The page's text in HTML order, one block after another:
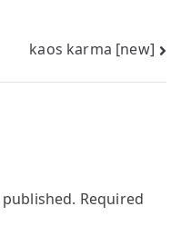
kaos karma [new]
Required